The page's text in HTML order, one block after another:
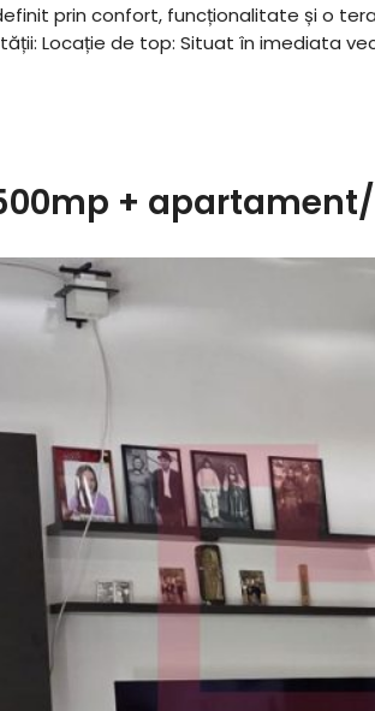
prin confort, funcționalitate și o
​Locație de top: Situat în imediata
+